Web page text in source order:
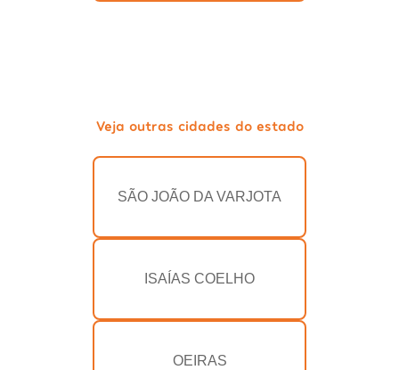
Veja outras cidades do estado
SÃO JOÃO DA VARJOTA
ISAÍAS COELHO
OEIRAS